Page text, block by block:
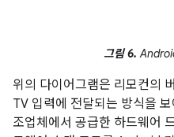
그림 6.
위의 다이어그램은 리모컨의
TV 입력에 전달되는 방식을
조업체에서 공급한 하드웨어